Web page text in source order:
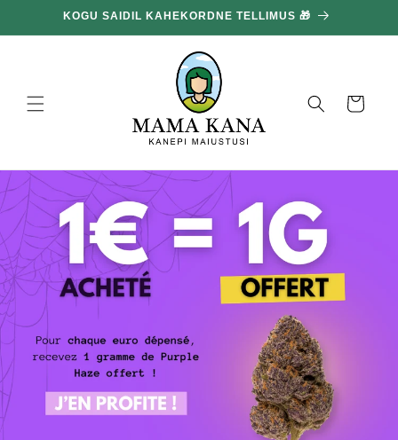
sisu
KOGU SAIDIL KAHEKORDNE TELLIMUS 🎁
Korv